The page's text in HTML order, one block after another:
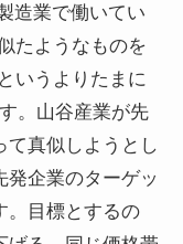
造業で働いてい
たようなものを
いうよりたまに
。山谷産業が先
て真似しようとし
発企業のターゲッ
。目標とするの